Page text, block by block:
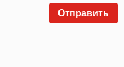
Отправить